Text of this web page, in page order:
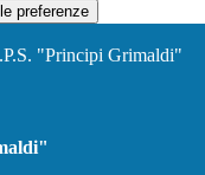
preferenze
"Principi Grimaldi"